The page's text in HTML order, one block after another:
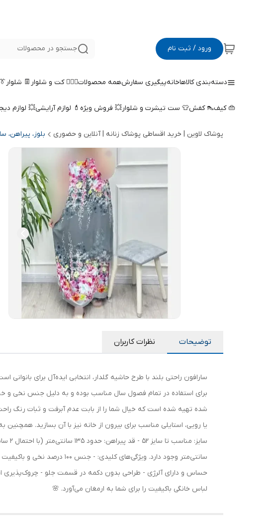
ورود / ثبت نام جستجو در محصولات
دسته‌بندی کالاهاخانهپیگیری سفارشهمه محصولات🤵🏻‍♀️ کت و شلوار 👖 شلوار
👜 کیف👠 کفش👕 ست تیشرت و شلوار💥 فروش ویژه 💄 لوازم آرایشی💥 لوازم
پوشاک لاوین | خرید اقساطی پوشاک زنانه | آنلاین و حضوری بلوز، پیراهن،
توضیحات نظرات کاربران
سارافون راحتی بلند با طرح حاشیه گلدار، انتخابی ایده‌آل برای
برای استفاده در تمام فصول سال مناسب بوده و به دلیل جنس نخی
شده تهیه شده است که خیال شما را از بابت عدم آبرفت و ثبات رنگ
یا رویی، استایلی مناسب برای بیرون از خانه نیز با آن بسازید.
سانتی‌متر وجود دارد.
حساس و دارای آلرژی - طراحی بدون دکمه در قسمت جلو - چروک‌پذیری
لباس خانگی باکیفیت را برای شما به ارمغان می‌آورد. 🌸